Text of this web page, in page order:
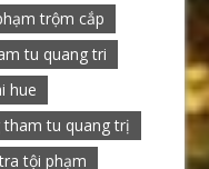
trộm cắp
tu quang tri
hue
tham tu quang trị
tội phạm